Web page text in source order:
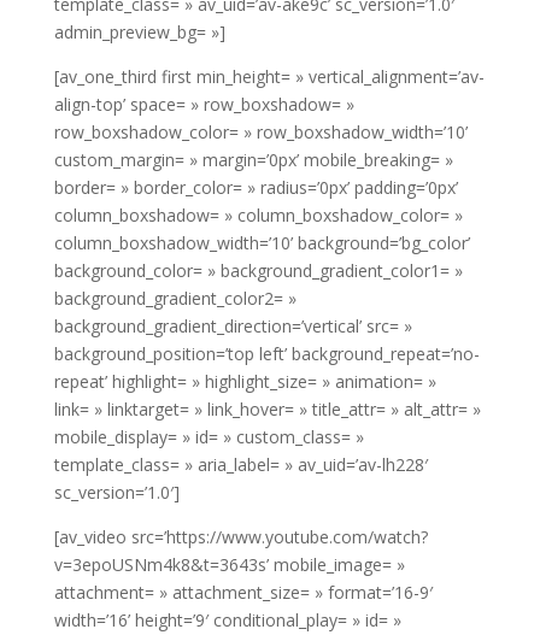
admin_preview_bg= »]
[av_one_third first min_height= » vertical_alignment=’av-
align-top’ space= » row_boxshadow= »
row_boxshadow_color= » row_boxshadow_width=’10’
custom_margin= » margin=’0px’ mobile_breaking= »
border= » border_color= » radius=’0px’ padding=’0px’
column_boxshadow= » column_boxshadow_color= »
column_boxshadow_width=’10’ background=’bg_color’
background_color= » background_gradient_color1= »
background_gradient_color2= »
background_gradient_direction=’vertical’ src= »
background_position=’top left’ background_repeat=’no-
repeat’ highlight= » highlight_size= » animation= »
link= » linktarget= » link_hover= » title_attr= » alt_attr= »
mobile_display= » id= » custom_class= »
template_class= » aria_label= » av_uid=’av-lh228′
sc_version=’1.0′]
[av_video src=’https://www.youtube.com/watch?
v=3epoUSNm4k8&t=3643s’ mobile_image= »
attachment= » attachment_size= » format=’16-9′
width=’16’ height=’9′ conditional_play= » id= »